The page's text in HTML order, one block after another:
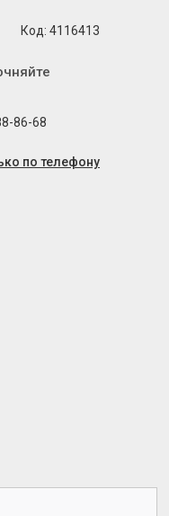
Код: 4116413
86-68
по телефону